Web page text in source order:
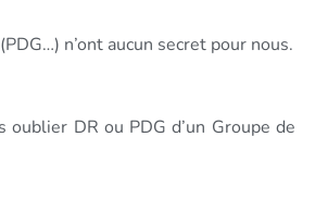
n’ont aucun secret pour nous.
DR ou PDG d’un Groupe de